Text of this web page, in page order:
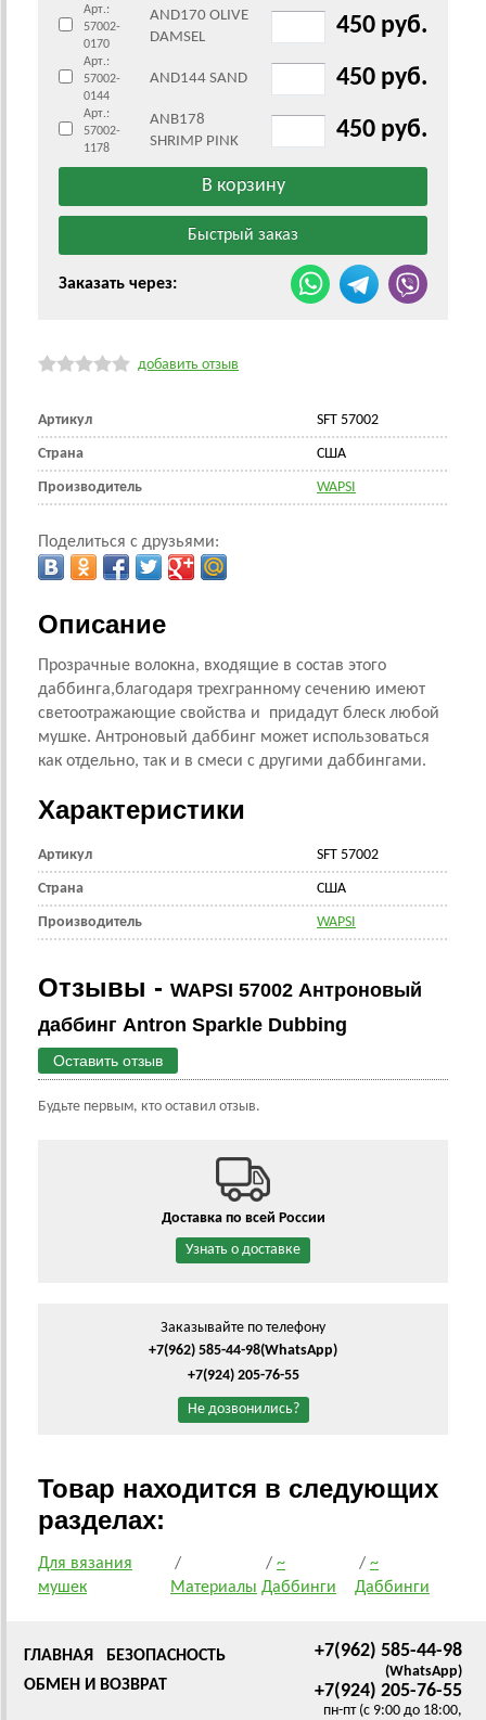
Арт.:
57002-
0170
AND170 OLIVE
DAMSEL
450 руб.
Арт.:
57002-
0144
AND144 SAND 450 руб.
Арт.:
57002-
1178
ANB178
SHRIMP PINK
450 руб.
Заказать через:
добавить отзыв
Артикул SFT 57002
Страна CША
Производитель WAPSI
Поделиться с друзьями:
Описание
Прозрачные волокна, входящие в состав этого
даббинга,благодаря трехгранному сечению имеют
светоотражающие свойства и придадут блеск любой
мушке. Антроновый даббинг может использоваться
как отдельно, так и в смеси с другими даббингами.
Характеристики
Артикул SFT 57002
Страна CША
Производитель WAPSI
Отзывы - WAPSI 57002 Антроновый
даббинг Antron Sparkle Dubbing
Оставить отзыв
Будьте первым, кто оставил отзыв.
Доставка по всей России
Узнать о доставке
Заказывайте по телефону
+7(962) 585-44-98(WhatsApp)
+7(924) 205-76-55
Не дозвонились?
Товар находится в следующих
разделах:
Для вязания
мушек
/
Материалы
/ ~
Даббинги
/ ~
Даббинги
+7(962) 585-44-98
(WhatsApp)
+7(924) 205-76-55
пн-пт (с 9:00 до 18:00,
ГЛАВНАЯ
БЕЗОПАСНОСТЬ
ОБМЕН И ВОЗВРАТ